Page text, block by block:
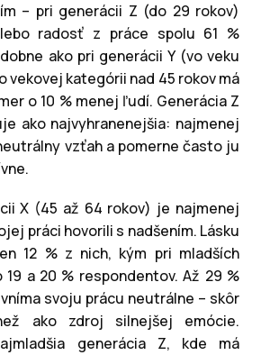
– pri generácii Z (do 29 rokov)
radosť z práce spolu 61 %
ako pri generácii Y (vo veku
vekovej kategórii nad 45 rokov má
o 10 % menej ľudí. Generácia Z
ako najvyhranenejšia: najmenej
vzťah a pomerne často ju
X (45 až 64 rokov) je najmenej
práci hovorili s nadšením. Lásku
12 % z nich, kým pri mladších
a 20 % respondentov. Až 29 %
svoju prácu neutrálne – skôr
ako zdroj silnejšej emócie.
generácia Z, kde má